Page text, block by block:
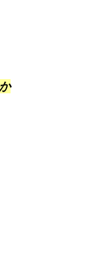
がた
ににい
いず